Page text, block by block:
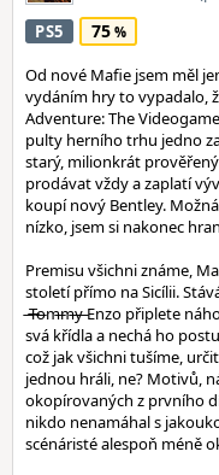
PS5
75
Od nové Mafie jsem měl
vydáním hry to vypadalo,
Adventure: The
pulty herního trhu jedno
starý, milionkrát
prodávat vždy a zaplatí
koupí nový Bentley.
nízko, jsem si nakonec
Premisu všichni známe,
století přímo na Sicílii.
̶T̶o̶m̶m̶y̶ Enzo připlete
svá křídla a nechá ho
což jak všichni tušíme,
jednou hráli, ne? Motivů,
okopírovaných z prvního
nikdo nenamáhal s
scénáristé alespoň méně